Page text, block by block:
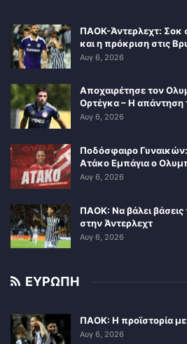
ΠΑΟΚ-Άντερλεχτ: Σοκ
και η πρόκριση στις
Αυγ 6, 2026
Αποχαιρέτησε τον
Ορτέγκα – Η
Αυγ 6, 2026
Ποδόσφαιρο
Ατάκο Εμπάγια ο
Αυγ 6, 2026
ΠΑΟΚ: Να βάλει βάσεις
στην Άντερλεχτ
Αυγ 6, 2026
ΕΥΡΩΠΗ
ΠΑΟΚ: Η προϊστορία με
Αυγ 6, 2026